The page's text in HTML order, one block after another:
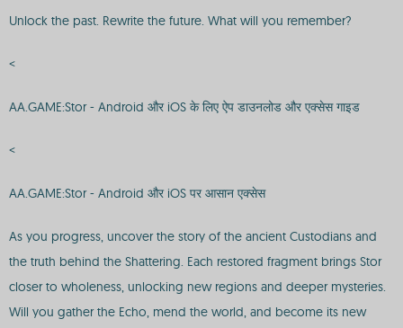
Unlock the past. Rewrite the future. What will you remember?
<
AA.GAME:Stor - Android और iOS के लिए ऐप डाउनलोड और एक्सेस गाइड
<
AA.GAME:Stor - Android और iOS पर आसान एक्सेस
As you progress, uncover the story of the ancient Custodians and
the truth behind the Shattering. Each restored fragment brings Stor
closer to wholeness, unlocking new regions and deeper mysteries.
Will you gather the Echo, mend the world, and become its new